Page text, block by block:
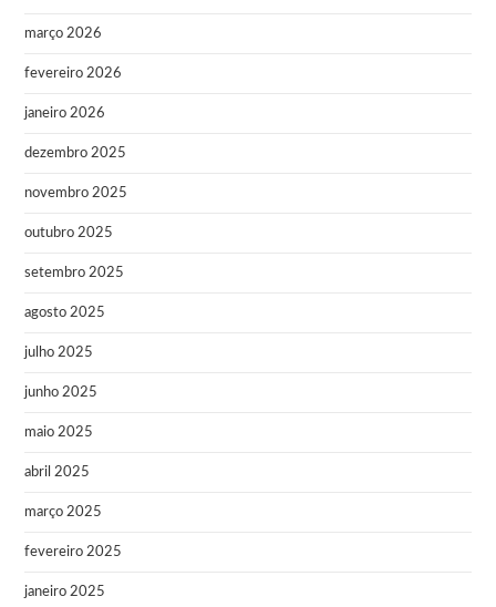
março 2026
fevereiro 2026
janeiro 2026
dezembro 2025
novembro 2025
outubro 2025
setembro 2025
agosto 2025
julho 2025
junho 2025
maio 2025
abril 2025
março 2025
fevereiro 2025
janeiro 2025